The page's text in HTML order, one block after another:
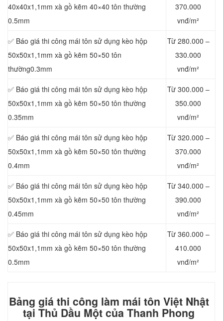
40x40x1,1mm xà gồ kẽm 40×40 tôn thường
0.5mm
370.000
vnđ/m²
✅ Báo giá thi công mái tôn sử dụng kèo hộp
50x50x1,1mm xà gồ kẽm 50×50 tôn
thường0.3mm
Từ 280.000 –
330.000
vnđ/m²
✅ Báo giá thi công mái tôn sử dụng kèo hộp
50x50x1,1mm xà gồ kẽm 50×50 tôn thường
0.35mm
Từ 300.000 –
350.000
vnđ/m²
✅ Báo giá thi công mái tôn sử dụng kèo hộp
50x50x1,1mm xà gồ kẽm 50×50 tôn thường
0.4mm
Từ 320.000 –
370.000
vnđ/m²
✅ Báo giá thi công mái tôn sử dụng kèo hộp
50x50x1,1mm xà gồ kẽm 50×50 tôn thường
0.45mm
Từ 340.000 –
390.000
vnđ/m²
✅ Báo giá thi công mái tôn sử dụng kèo hộp
50x50x1,1mm xà gồ kẽm 50×50 tôn thường
0.5mm
Từ 360.000 –
410.000
vnđ/m²
Bảng giá thi công làm mái tôn Việt Nhật
tại Thủ Dầu Một của Thanh Phong